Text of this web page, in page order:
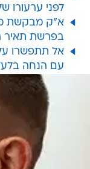
לפני ערעורו
א"ק מבקשת
בפרשת תאיר
אל תתפשרו
עם הנחה